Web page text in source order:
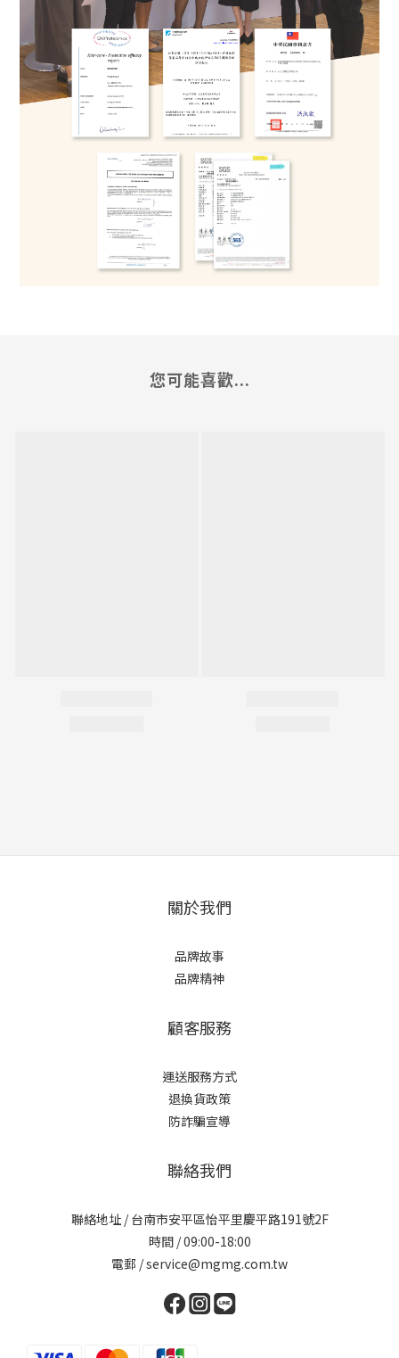
您可能喜歡...
關於我們
品牌故事
品牌精神
顧客服務
運送服務方式
退換貨政策
防詐騙宣導
聯絡我們
聯絡地址 / 台南市安平區怡平里慶平路191號2F
時間 / 09:00-18:00
電郵 / service@mgmg.com.tw